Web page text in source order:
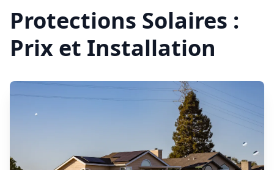
Protections Solaires :
Prix et Installation